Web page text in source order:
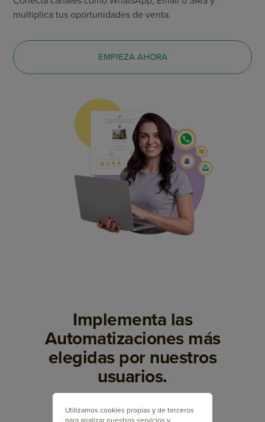
multiplica tus oportunidades de venta.
EMPIEZA AHORA
Implementa las
Automatizaciones más
elegidas por nuestros
usuarios.
Utilizamos cookies propias y de terceros
para analizar nuestros servicios y